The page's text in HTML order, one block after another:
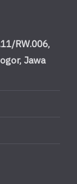
RW.006,
Jawa